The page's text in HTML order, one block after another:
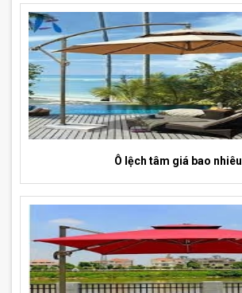
Ô lệch tâm giá bao nhiêu